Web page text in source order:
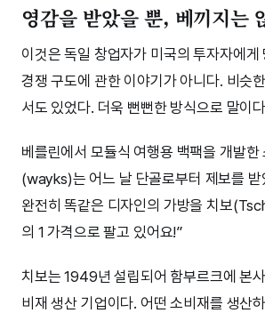
영감을 받았을 뿐, 베끼지는
이것은 독일 창업자가 미국의 투자자에게
경쟁 구도에 관한 이야기가 아니다. 비슷
서도 있었다. 더욱 뻔뻔한 방식으로 말이
베를린에서 모듈식 여행용 백팩을 개발한
(wayks)는 어느 날 단골로부터 제보를 받
완전히 똑같은 디자인의 가방을 치보
의 1 가격으로 팔고 있어요!”
치보는 1949년 설립되어 함부르크에 본
비재 생산 기업이다. 어떤 소비재를 생산